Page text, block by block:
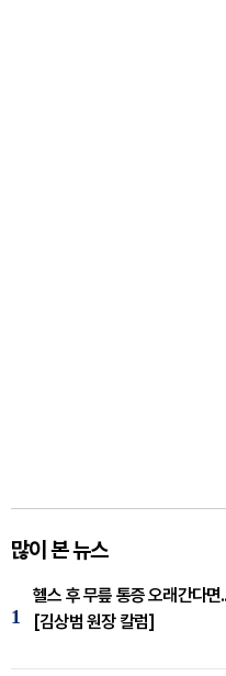
많이 본 뉴스
1
헬스 후 무릎 통증 오래간다
[김상범 원장 칼럼]